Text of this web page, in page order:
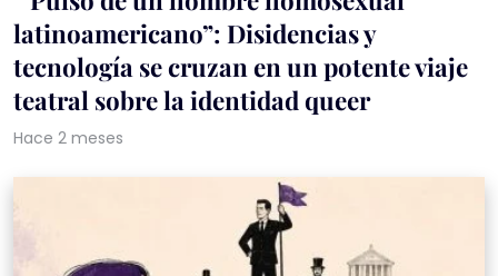
latinoamericano”: Disidencias y
tecnología se cruzan en un potente viaje
teatral sobre la identidad queer
Hace 2 meses